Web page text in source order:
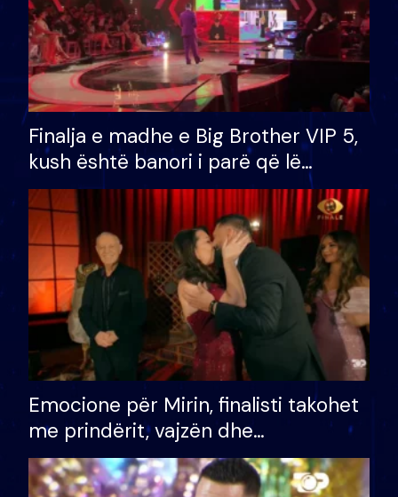
Finalja e madhe e Big Brother VIP 5,
kush është banori i parë që lë
shtëpinë dhe humb mundësinë për
të fituar çmimin e madh
Emocione për Mirin, finalisti takohet
me prindërit, vajzën dhe
bashkëshorten: S’kemi ndonjë letër
divorci apo jo?